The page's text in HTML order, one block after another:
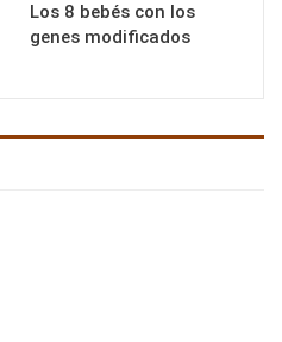
Los 8 bebés con los
genes modificados